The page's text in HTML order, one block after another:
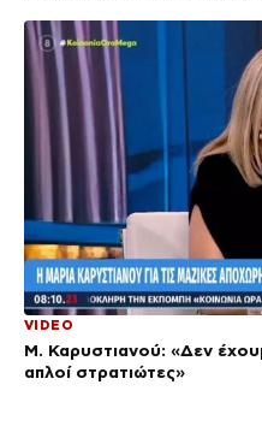
VIDEO
Μ. Καρυστιανού: «Δεν
απλοί στρατιώτες»